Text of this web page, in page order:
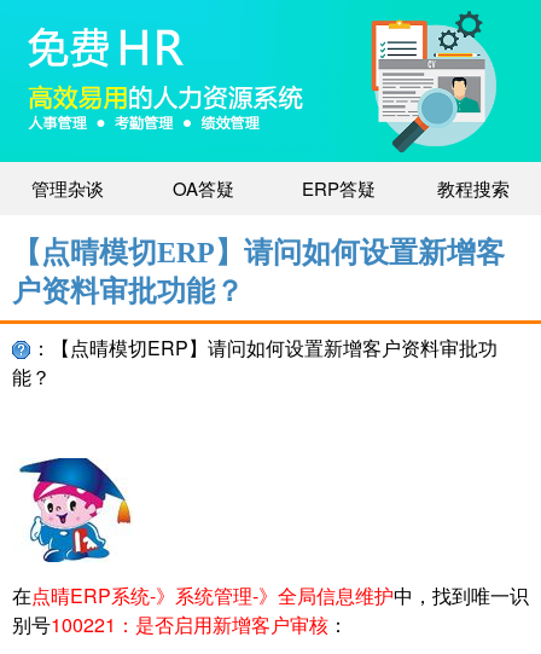
管理杂谈 OA答疑 ERP答疑 教程搜索
【点晴模切ERP】请问如何设置新增客
户资料审批功能？
：【点晴模切ERP】请问如何设置新增客户资料审批功
能？
在点晴ERP系统-》系统管理-》全局信息维护中，找到唯一识
别号100221：是否启用新增客户审核 ：